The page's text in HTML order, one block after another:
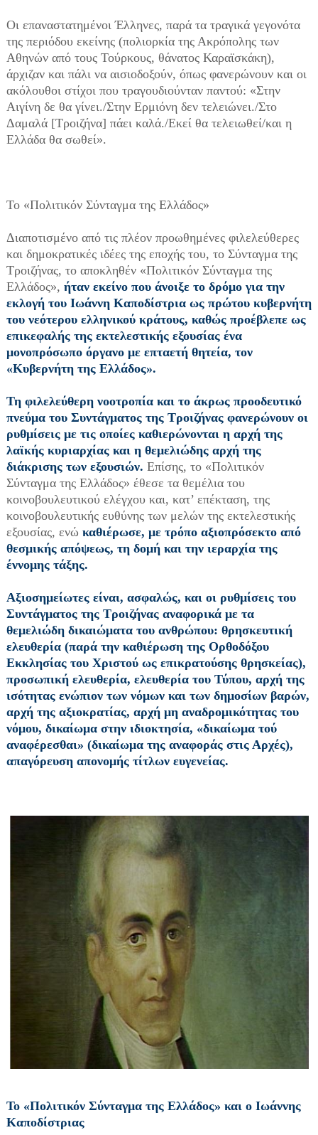
Οι επαναστατημένοι Έλληνες, παρά τα τραγικά γεγονότα
της περιόδου εκείνης (πολιορκία της Ακρόπολης των
Αθηνών από τους Τούρκους, θάνατος Καραϊσκάκη),
άρχιζαν και πάλι να αισιοδοξούν, όπως φανερώνουν και οι
ακόλουθοι στίχοι που τραγουδιούνταν παντού: «Στην
Αιγίνη δε θα γίνει./Στην Ερμιόνη δεν τελειώνει./Στο
Δαμαλά [Τροιζήνα] πάει καλά./Εκεί θα τελειωθεί/και η
Ελλάδα θα σωθεί».
Το «Πολιτικόν Σύνταγμα της Ελλάδος»
Διαποτισμένο από τις πλέον προωθημένες φιλελεύθερες
και δημοκρατικές ιδέες της εποχής του, το Σύνταγμα της
Τροιζήνας, το αποκληθέν «Πολιτικόν Σύνταγμα της
Ελλάδος», ήταν εκείνο που άνοιξε το δρόμο για την
εκλογή του Ιωάννη Καποδίστρια ως πρώτου κυβερνήτη
του νεότερου ελληνικού κράτους, καθώς προέβλεπε ως
επικεφαλής της εκτελεστικής εξουσίας ένα
μονοπρόσωπο όργανο με επταετή θητεία, τον
«Κυβερνήτη της Ελλάδος».
Τη φιλελεύθερη νοοτροπία και το άκρως προοδευτικό
πνεύμα του Συντάγματος της Τροιζήνας φανερώνουν οι
ρυθμίσεις με τις οποίες καθιερώνονται η αρχή της
λαϊκής κυριαρχίας και η θεμελιώδης αρχή της
διάκρισης των εξουσιών. Επίσης, το «Πολιτικόν
Σύνταγμα της Ελλάδος» έθεσε τα θεμέλια του
κοινοβουλευτικού ελέγχου και, κατ’ επέκταση, της
κοινοβουλευτικής ευθύνης των μελών της εκτελεστικής
εξουσίας, ενώ καθιέρωσε, με τρόπο αξιοπρόσεκτο από
θεσμικής απόψεως, τη δομή και την ιεραρχία της
έννομης τάξης.
Αξιοσημείωτες είναι, ασφαλώς, και οι ρυθμίσεις του
Συντάγματος της Τροιζήνας αναφορικά με τα
θεμελιώδη δικαιώματα του ανθρώπου: θρησκευτική
ελευθερία (παρά την καθιέρωση της Ορθοδόξου
Εκκλησίας του Χριστού ως επικρατούσης θρησκείας),
προσωπική ελευθερία, ελευθερία του Τύπου, αρχή της
ισότητας ενώπιον των νόμων και των δημοσίων βαρών,
αρχή της αξιοκρατίας, αρχή μη αναδρομικότητας του
νόμου, δικαίωμα στην ιδιοκτησία, «δικαίωμα τού
αναφέρεσθαι» (δικαίωμα της αναφοράς στις Αρχές),
απαγόρευση απονομής τίτλων ευγενείας.
Το «Πολιτικόν Σύνταγμα της Ελλάδος» και ο Ιωάννης
Καποδίστριας